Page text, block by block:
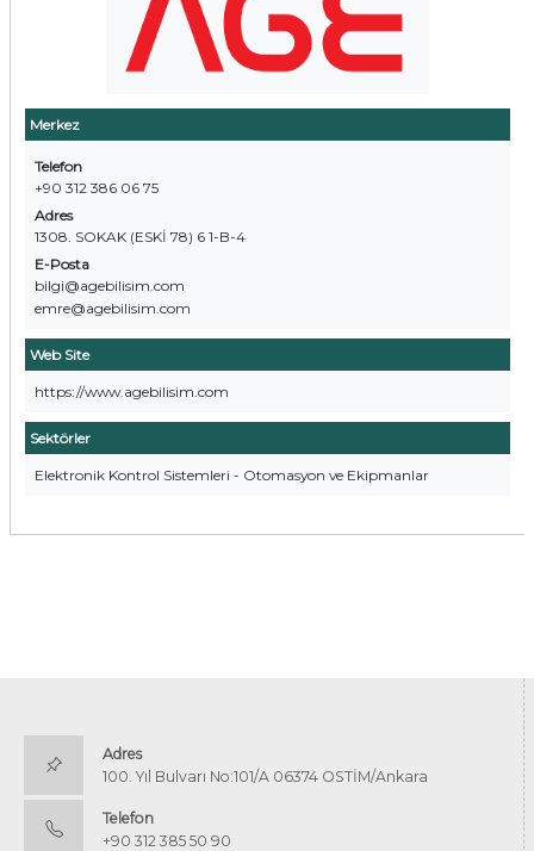
Merkez
Telefon
+90 312 386 06 75
Adres
1308. SOKAK (ESKİ 78) 6 1-B-4
E-Posta
bilgi@agebilisim.com
emre@agebilisim.com
Web Site
https://www.agebilisim.com
Sektörler
Elektronik Kontrol Sistemleri - Otomasyon ve Ekipmanlar
Adres
100. Yıl Bulvarı No:101/A 06374 OSTİM/Ankara
Telefon
+90 312 385 50 90